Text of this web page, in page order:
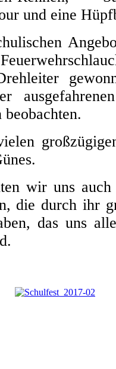
und eine
wir uns
die durch ihr
das uns